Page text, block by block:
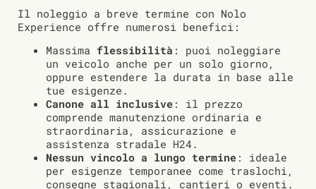
Il noleggio a breve termine con Nolo
Experience offre numerosi benefici:
Massima flessibilità : puoi noleggiare
un veicolo anche per un solo giorno,
oppure estendere la durata in base alle
tue esigenze.
Canone all inclusive : il prezzo
comprende manutenzione ordinaria e
straordinaria, assicurazione e
assistenza stradale H24.
Nessun vincolo a lungo termine : ideale
per esigenze temporanee come traslochi,
consegne stagionali, cantieri o eventi.